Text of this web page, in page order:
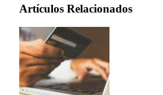
Artículos Relacionados